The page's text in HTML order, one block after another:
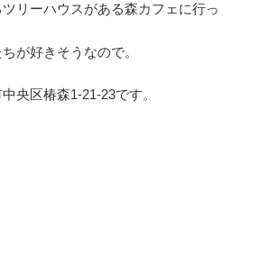
リーハウスがある森カフェに行っ
が好きそうなので。
央区椿森1-21-23です。